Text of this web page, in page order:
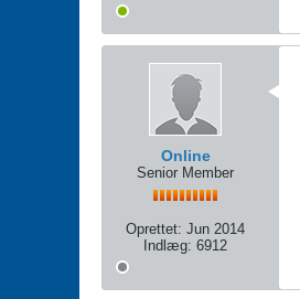
Online
Senior Member
Oprettet: Jun 2014
Indlæg: 6912